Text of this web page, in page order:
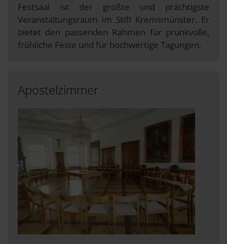
Festsaal ist der größte und prächtigste
Veranstaltungsraum im Stift Kremsmünster. Er
bietet den passenden Rahmen für prunkvolle,
fröhliche Feste und für hochwertige Tagungen.
Apostelzimmer